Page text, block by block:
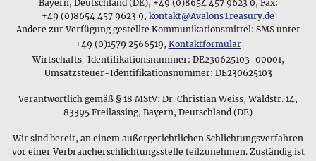
verschiedenen Schmuckstückezu erleichtern, und bieten mit
einem einmonatigen Rückgaberecht einen Kauf ohne Risiko
Begonnen haben wir unseren Schmuckverkauf mit
als Anhänger mit Schlaufe oder gebohrt am Lederband tragen
kann. Diese Edelsteinanhänger machen immer noch einen
wichtigen Teil unseres Schmucksortiments aus, das wir aber
mittlerweile um diverse historische und moderne
ihren jeweiligen Träger haben und in seiner Gesellschaft
seinen Status signalisieren.
Die symbolische Bedeutung von Schmuck
Bayern, Deutschland (DE), +49 (0)8654 457 9623 0, Fax:
+49 (0)8654 457 9623 9, kontakt@AvalonsTreasury.de
Andere zur Verfügung gestellte Kommunikationsmittel: SMS unter
+49 (0)1579 2566519, Kontaktformular
Wirtschafts-Identifikationsnummer: DE230625103-00001,
Umsatzsteuer-Identifikationsnummer: DE230625103
Verantwortlich gemäß § 18 MStV: Dr. Christian Weiss, Waldstr. 14,
83395 Freilassing, Bayern, Deutschland (DE)
Wir sind bereit, an einem außergerichtlichen Schlichtungsverfahren
vor einer Verbraucherschlichtungsstelle teilzunehmen. Zuständig ist